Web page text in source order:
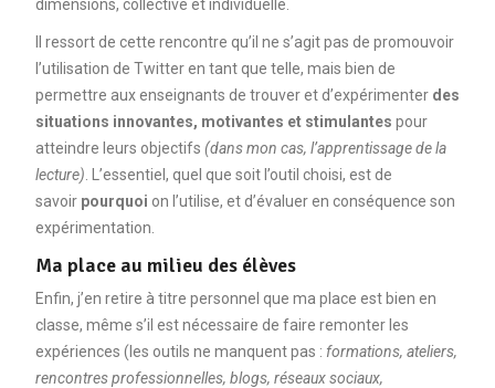
dimensions, collective et individuelle.
Il ressort de cette rencontre qu’il ne s’agit pas de promouvoir
l’utilisation de Twitter en tant que telle, mais bien de
permettre aux enseignants de trouver et d’expérimenter des
situations innovantes, motivantes et stimulantes pour
atteindre leurs objectifs (dans mon cas, l’apprentissage de la
lecture) . L’essentiel, quel que soit l’outil choisi, est de
savoir pourquoi on l’utilise, et d’évaluer en conséquence son
expérimentation.
Ma place au milieu des élèves
Enfin, j’en retire à titre personnel que ma place est bien en
classe, même s’il est nécessaire de faire remonter les
expériences (les outils ne manquent pas : formations, ateliers,
rencontres professionnelles, blogs, réseaux sociaux,